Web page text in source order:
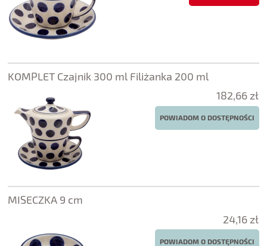
KOMPLET Czajnik 300 ml Filiżanka 200 ml
182,66 zł
POWIADOM O DOSTĘPNOŚCI
MISECZKA 9 cm
24,16 zł
POWIADOM O DOSTĘPNOŚCI